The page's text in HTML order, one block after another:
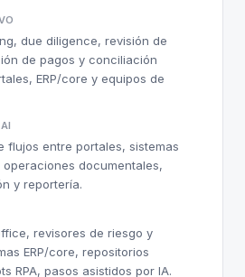
due diligence, revisión de
de pagos y conciliación
ERP/core y equipos de
flujos entre portales, sistemas
operaciones documentales,
y reportería.
revisores de riesgo y
ERP/core, repositorios
RPA, pasos asistidos por IA.